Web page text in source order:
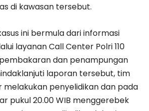
di kawasan tersebut.
ini bermula dari informasi
layanan Call Center Polri 110
dan penampungan
laporan tersebut, tim
melakukan penyelidikan dan pada
pukul 20.00 WIB menggerebek